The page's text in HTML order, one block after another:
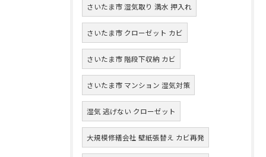
さいたま市 湿気取り 満水 押入れ
さいたま市 クローゼット カビ
さいたま市 階段下収納 カビ
さいたま市 マンション 湿気対策
湿気 逃げない クローゼット
大規模修繕会社 壁紙張替え カビ再発